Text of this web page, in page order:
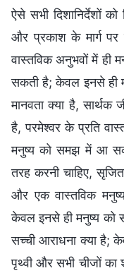
ऐसे सभी दिशानिर्देशों
और प्रकाश के मार्ग
वास्तविक अनुभवों में ही
सकती है; केवल इनसे ही
मानवता क्‍या है, सार्थक
है, परमेश्वर के प्रति
मनुष्य को समझ में आ
तरह करनी चाहिए,
और एक वास्तविक
केवल इनसे ही मनुष्य
सच्ची आराधना क्या है;
पृथ्वी और सभी चीजों